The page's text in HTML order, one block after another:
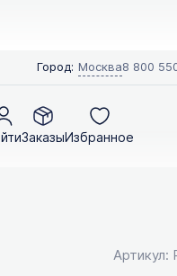
Город: Москва8 800
ЗаказыИзбранное
Артикул: